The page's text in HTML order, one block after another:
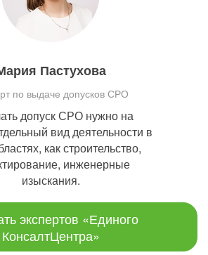
Пастухова
по выдаче допусков СРО
допуск СРО нужно на
вид деятельности в
как строительство,
инженерные
изыскания.
экспертов «Единого
КонсалтЦентра»